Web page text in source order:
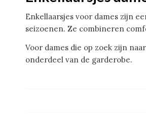
Enkellaarsjes voor dames zijn
seizoenen. Ze combineren
Voor dames die op zoek zijn
onderdeel van de garderobe.